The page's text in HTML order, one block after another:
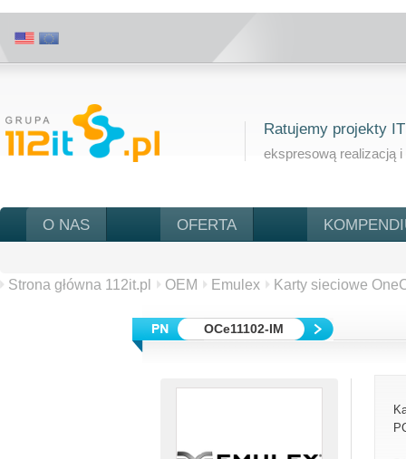
Ratujemy projekty IT
ekspresową realizacją i
O NAS OFERTA
Strona główna 112it.pl OEM Emulex Karty sieciowe
OCe11102-IM